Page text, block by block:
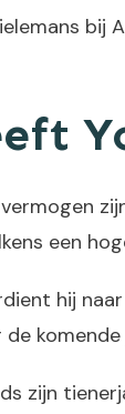
bij
een
hij
zijn